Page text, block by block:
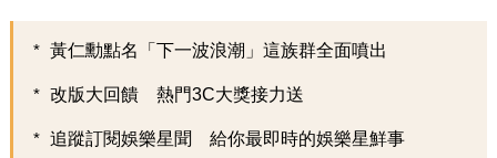
黃仁勳點名「下一波浪潮」這族群全面噴出
改版大回饋 熱門3C大獎接力送
追蹤訂閱娛樂星聞 給你最即時的娛樂星鮮事